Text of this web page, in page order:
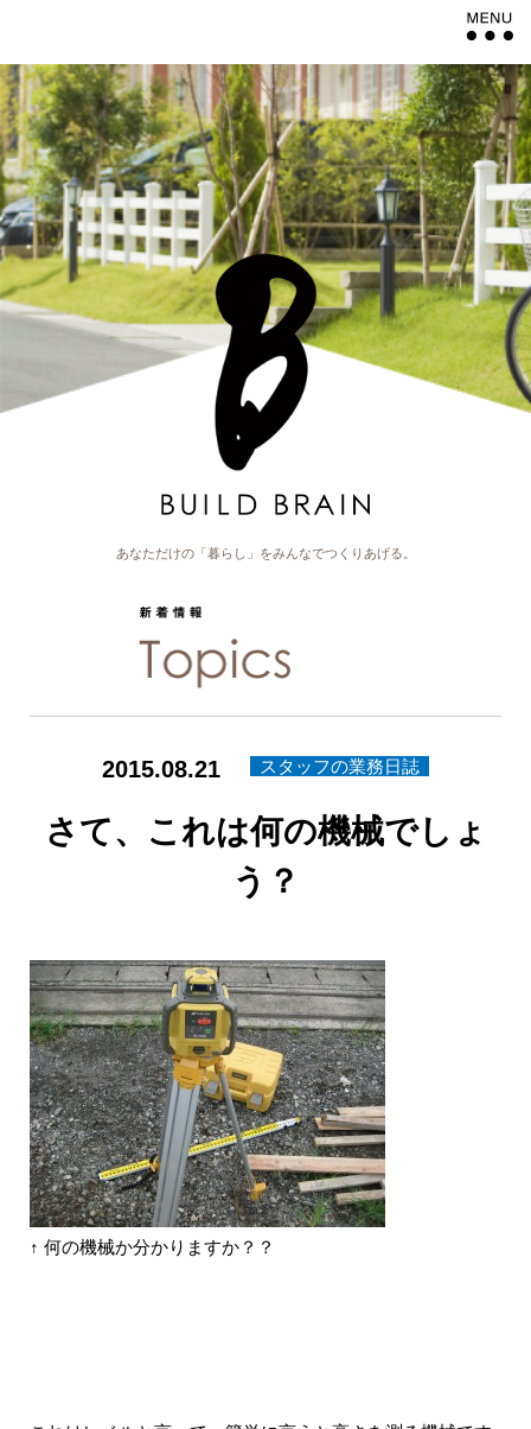
あなただけの「暮らし」をみんなでつくりあげる。
2015.08.21 スタッフの業務日誌
さて、これは何の機械でしょ
う？
↑ 何の機械か分かりますか？？